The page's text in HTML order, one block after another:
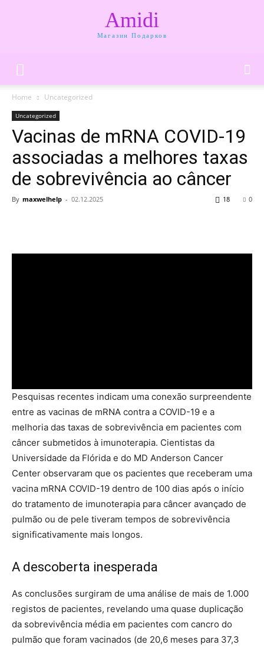
Amidi
Магазин Подарков
Home Uncategorized
Uncategorized
Vacinas de mRNA COVID-19
associadas a melhores taxas
de sobrevivência ao câncer
By maxwelhelp - 02.12.2025 0
18
Pesquisas recentes indicam uma conexão surpreendente
entre as vacinas de mRNA contra a COVID-19 e a
melhoria das taxas de sobrevivência em pacientes com
câncer submetidos à imunoterapia. Cientistas da
Universidade da Flórida e do MD Anderson Cancer
Center observaram que os pacientes que receberam uma
vacina mRNA COVID-19 dentro de 100 dias após o início
do tratamento de imunoterapia para câncer avançado de
pulmão ou de pele tiveram tempos de sobrevivência
significativamente mais longos.
A descoberta inesperada
As conclusões surgiram de uma análise de mais de 1.000
registos de pacientes, revelando uma quase duplicação
da sobrevivência média em pacientes com cancro do
pulmão que foram vacinados (de 20,6 meses para 37,3